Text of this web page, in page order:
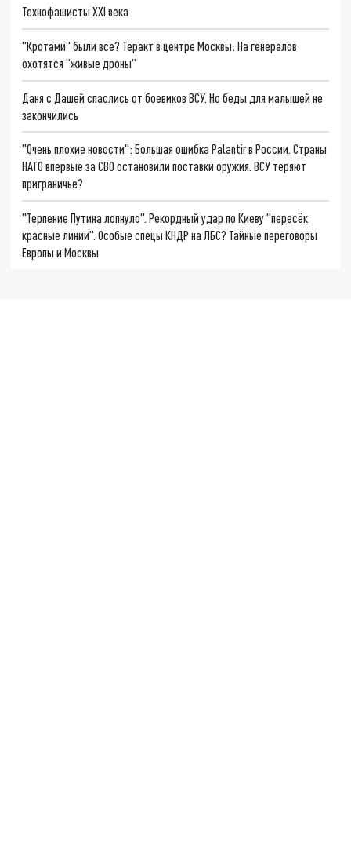
Технофашисты XXI века
"Кротами" были все? Теракт в центре Москвы: На генералов
охотятся "живые дроны"
Даня с Дашей спаслись от боевиков ВСУ. Но беды для малышей не
закончились
"Очень плохие новости": Большая ошибка Palantir в России. Страны
НАТО впервые за СВО остановили поставки оружия. ВСУ теряют
приграничье?
"Терпение Путина лопнуло". Рекордный удар по Киеву "пересёк
красные линии". Особые спецы КНДР на ЛБС? Тайные переговоры
Европы и Москвы